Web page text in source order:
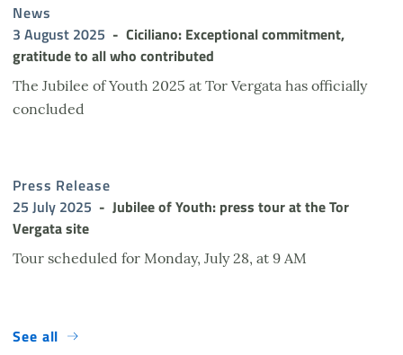
News
3 August 2025
Ciciliano: Exceptional commitment,
gratitude to all who contributed
The Jubilee of Youth 2025 at Tor Vergata has officially
concluded
Press Release
25 July 2025
Jubilee of Youth: press tour at the Tor
Vergata site
Tour scheduled for Monday, July 28, at 9 AM
See all